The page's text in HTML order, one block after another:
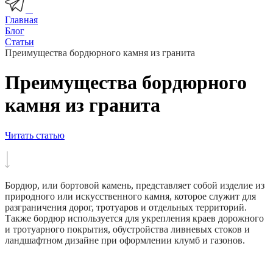
Главная
Блог
Статьи
Преимущества бордюрного камня из гранита
Преимущества бордюрного
камня из гранита
Читать статью
Бордюр, или бортовой камень, представляет собой изделие из
природного или искусственного камня, которое служит для
разграничения дорог, тротуаров и отдельных территорий.
Также бордюр используется для укрепления краев дорожного
и тротуарного покрытия, обустройства ливневых стоков и
ландшафтном дизайне при оформлении клумб и газонов.